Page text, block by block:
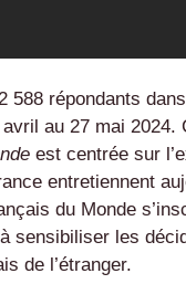
588 répondants
au 27 mai 2024.
est centrée sur
entretiennent
du Monde
sensibiliser les
de l’étranger.